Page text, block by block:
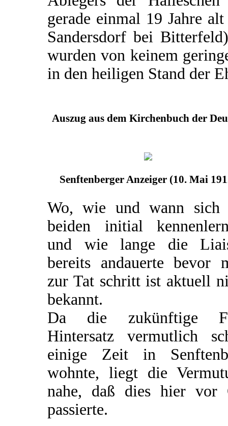
gerade einmal 19 Jahre
Sandersdorf bei
wurden von keinem
in den heiligen Stand der
Auszug aus dem Kirchenbuch der
Senftenberger Anzeiger (10. Mai
Wo, wie und wann sich
beiden initial
und wie lange die
bereits andauerte bevor
zur Tat schritt ist aktuell
bekannt.
Da die zukünftige
Hintersatz vermutlich
einige Zeit in
wohnte, liegt die
nahe, daß dies hier vor
passierte.